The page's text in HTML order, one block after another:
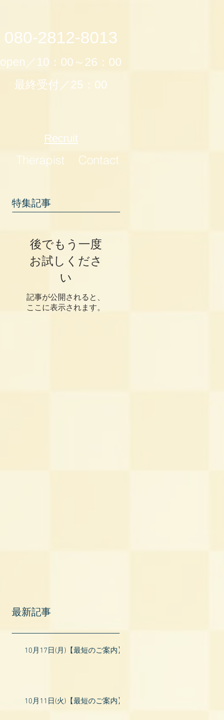
080-2812-8013
open／10：00～26：00
最終受付／25：00
Recruit
Therapist Contact
特集記事
後でもう一度
お試しくださ
い
記事が公開されると、
ここに表示されます。
最新記事
10月17日(月)【最短のご案内】
10月11日(火)【最短のご案内】